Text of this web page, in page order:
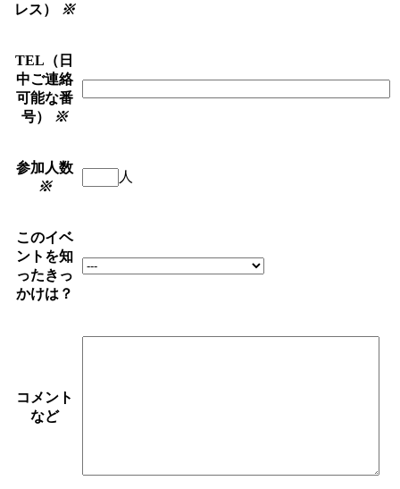
レス）
※
TEL（日
中ご連絡
可能な番
号）
※
参加人数
※
人
このイベ
ントを知
ったきっ
かけは？
コメント
など